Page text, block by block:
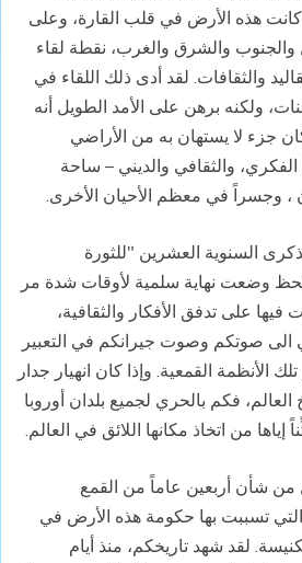
كانت هذه الأرض في قلب القارة، وعلى
والشرق والغرب، نقطة لقاء
والثقافات. لقد أدى ذلك اللقاء في
ولكنه برهن على الأمد الطويل أنه
جزء لا يستهان به من الأراضي
الفكري، والثقافي والديني – ساحة
، وجسراً في معظم الأحيان الأخرى.
السنوية العشرين "للثورة
وضعت نهاية سلمية لأوقات شدة مر
فيها على تدفق الأفكار والثقافية،
صوتكم وصوت جيرانكم في التعبير
الأنظمة القمعية. وإذا كان انهيار جدار
فكم بالحري لجميع بلدان أوروبا
من اتخاذ مكانها اللائق في العالم.
من شأن أربعين عاماً من القمع
تسببت بها حكومة هذه الأرض في
لقد شهد تاريخكم، منذ أيام